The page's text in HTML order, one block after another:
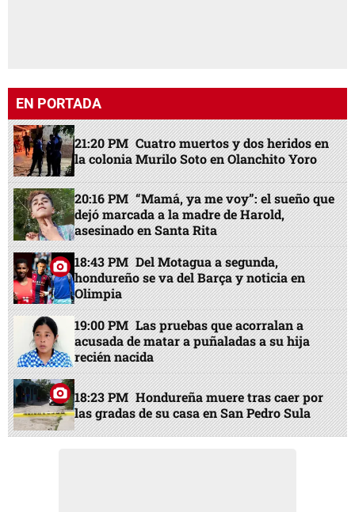
EN PORTADA
21:20 PM Cuatro muertos y dos heridos en
la colonia Murilo Soto en Olanchito Yoro
20:16 PM “Mamá, ya me voy”: el sueño que
dejó marcada a la madre de Harold,
asesinado en Santa Rita
18:43 PM Del Motagua a segunda,
hondureño se va del Barça y noticia en
Olimpia
19:00 PM Las pruebas que acorralan a
acusada de matar a puñaladas a su hija
recién nacida
18:23 PM Hondureña muere tras caer por
las gradas de su casa en San Pedro Sula